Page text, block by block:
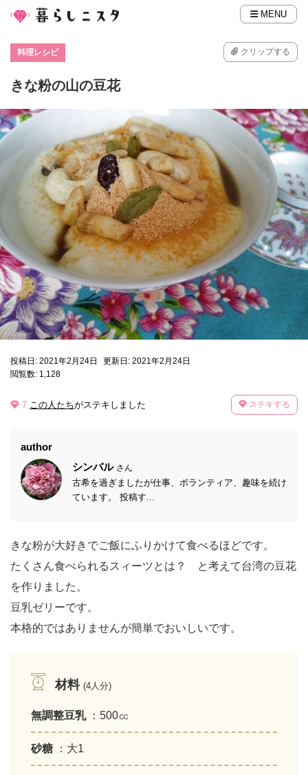
MENU
料理レシピ クリップする
きな粉の山の豆花
投稿日: 2021年2月24日
更新日: 2021年2月24日
閲覧数: 1,128
7 この人たちがステキしました ステキする
author
シンバル さん
古希を過ぎましたが仕事、ボランティア、趣味を続け
ています。 投稿す...
きな粉が大好きでご飯にふりかけて食べるほどです。
たくさん食べられるスィーツとは？ と考えて台湾の豆花
を作りました。
豆乳ゼリーです。
本格的ではありませんが簡単でおいしいです。
材料 (4人分)
無調整豆乳 ：500㏄
砂糖 ：大1